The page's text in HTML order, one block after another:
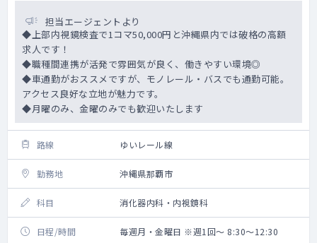
担当エージェントより
◆上部内視鏡検査で1コマ50,000円と沖縄県内では破格の高額
求人です！
◆職種間連携が活発で雰囲気が良く、働きやすい環境◎
◆車通勤がおススメですが、モノレール・バスでも通勤可能。
アクセス良好な立地が魅力です。
◆月曜のみ、金曜のみでも歓迎いたします
路線 ゆいレール線
勤務地 沖縄県那覇市
科目 消化器内科・内視鏡科
日程/時間 毎週月・金曜日 ※週1回～ 8:30～12:30